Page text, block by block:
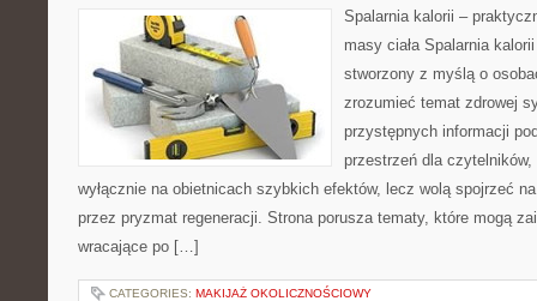
Spalarnia kalorii –
masy ciała Spalarnia
stworzony z myślą o
zrozumieć temat zdrowej
przystępnych informacji
przestrzeń dla
wyłącznie na obietnicach szybkich efektów, lecz wolą spojrzeć
przez pryzmat regeneracji. Strona porusza tematy, które mogą
wracające po […]
CATEGORIES: MAKIJAŻ OKOLICZNOŚCIOWY